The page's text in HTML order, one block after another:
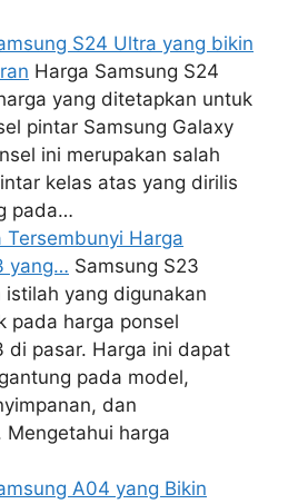
S24 Ultra yang bikin
Harga Samsung S24
yang ditetapkan untuk
pintar Samsung Galaxy
ini merupakan salah
kelas atas yang dirilis
pada…
Tersembunyi Harga
yang… Samsung S23
istilah yang digunakan
pada harga ponsel
di pasar. Harga ini dapat
pada model,
dan
Mengetahui harga
A04 yang Bikin